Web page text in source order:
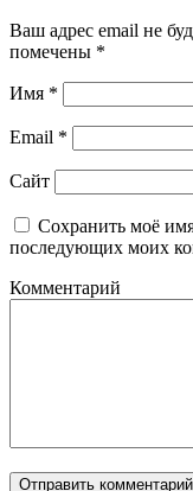
Ваш адрес email не
помечены *
Имя *
Email *
Сайт
Сохранить моё
последующих моих
Комментарий